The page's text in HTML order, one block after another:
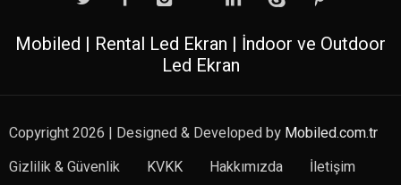
Mobiled | Rental Led Ekran | İndoor ve Outdoor
Led Ekran
Copyright 2026 | Designed & Developed by Mobiled.com.tr
Gizlilik & Güvenlik
KVKK Hakkımızda
İletişim